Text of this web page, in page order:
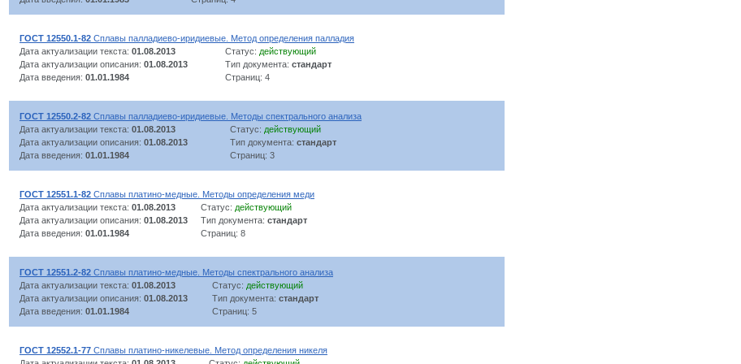
ГОСТ 12550.1-82 Сплавы палладиево-иридиевые. Метод определения палладия
Дата актуализации текста: 01.08.2013 Статус: действующий
Дата актуализации описания: 01.08.2013 Тип документа: стандарт
Дата введения: 01.01.1984 Страниц: 4
ГОСТ 12550.2-82 Сплавы палладиево-иридиевые. Методы спектрального анализа
Дата актуализации текста: 01.08.2013 Статус: действующий
Дата актуализации описания: 01.08.2013 Тип документа: стандарт
Дата введения: 01.01.1984 Страниц: 3
ГОСТ 12551.1-82 Сплавы платино-медные. Методы определения меди
Дата актуализации текста: 01.08.2013 Статус: действующий
Дата актуализации описания: 01.08.2013 Тип документа: стандарт
Дата введения: 01.01.1984 Страниц: 8
ГОСТ 12551.2-82 Сплавы платино-медные. Методы спектрального анализа
Дата актуализации текста: 01.08.2013 Статус: действующий
Дата актуализации описания: 01.08.2013 Тип документа: стандарт
Дата введения: 01.01.1984 Страниц: 5
ГОСТ 12552.1-77 Сплавы платино-никелевые. Метод определения никеля